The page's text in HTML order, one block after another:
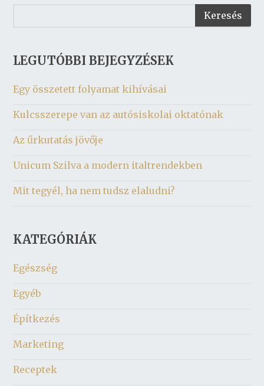
LEGUTÓBBI BEJEGYZÉSEK
Egy összetett folyamat kihívásai
Kulcsszerepe van az autósiskolai oktatónak
Az űrkutatás jövője
Unicum Szilva a modern italtrendekben
Mit tegyél, ha nem tudsz elaludni?
KATEGÓRIÁK
Egészség
Egyéb
Építkezés
Marketing
Receptek